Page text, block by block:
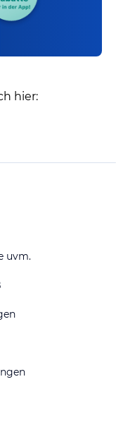
hier:
uvm.